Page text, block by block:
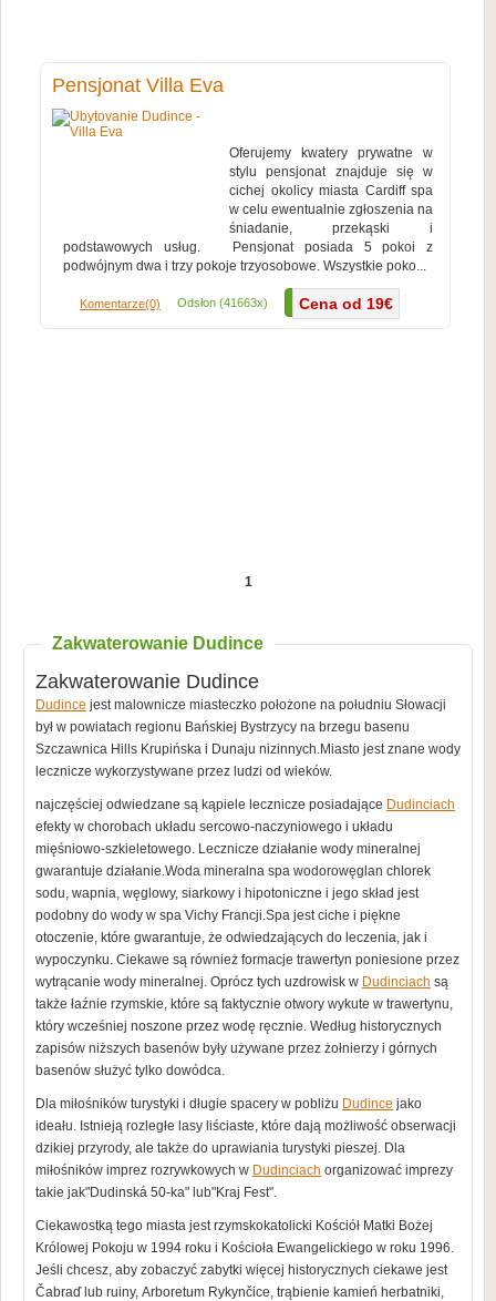
Pensjonat Villa Eva
Cena od 19€
Oferujemy kwatery prywatne w
stylu pensjonat znajduje się w
cichej okolicy miasta Cardiff spa
w celu ewentualnie zgłoszenia na
śniadanie, przekąski i
podstawowych usług. Pensjonat posiada 5 pokoi z
podwójnym dwa i trzy pokoje trzyosobowe. Wszystkie poko...
Komentarze(0) Odsłon (41663x) Więcej...
1
Zakwaterowanie Dudince
Zakwaterowanie Dudince
Dudince jest malownicze miasteczko położone na południu Słowacji
był w powiatach regionu Bańskiej Bystrzycy na brzegu basenu
Szczawnica Hills Krupińska i Dunaju nizinnych.Miasto jest znane wody
lecznicze wykorzystywane przez ludzi od wieków.
najczęściej odwiedzane są kąpiele lecznicze posiadające Dudinciach
efekty w chorobach układu sercowo-naczyniowego i układu
mięśniowo-szkieletowego. Lecznicze działanie wody mineralnej
gwarantuje działanie.Woda mineralna spa wodorowęglan chlorek
sodu, wapnia, węglowy, siarkowy i hipotoniczne i jego skład jest
podobny do wody w spa Vichy Francji.Spa jest ciche i piękne
otoczenie, które gwarantuje, że odwiedzających do leczenia, jak i
wypoczynku. Ciekawe są również formacje trawertyn poniesione przez
wytrącanie wody mineralnej. Oprócz tych uzdrowisk w Dudinciach są
także łaźnie rzymskie, które są faktycznie otwory wykute w trawertynu,
który wcześniej noszone przez wodę ręcznie. Według historycznych
zapisów niższych basenów były używane przez żołnierzy i górnych
basenów służyć tylko dowódca.
Dla miłośników turystyki i długie spacery w pobliżu Dudince jako
ideału. Istnieją rozległe lasy liściaste, które dają możliwość obserwacji
dzikiej przyrody, ale także do uprawiania turystyki pieszej. Dla
miłośników imprez rozrywkowych w Dudinciach organizować imprezy
takie jak"Dudinská 50-ka" lub"Kraj Fest".
Ciekawostką tego miasta jest rzymskokatolicki Kościół Matki Bożej
Królowej Pokoju w 1994 roku i Kościoła Ewangelickiego w roku 1996.
Jeśli chcesz, aby zobaczyć zabytki więcej historycznych ciekawe jest
Čabraď lub ruiny, Arboretum Rykynčice, trąbienie kamień herbatniki,